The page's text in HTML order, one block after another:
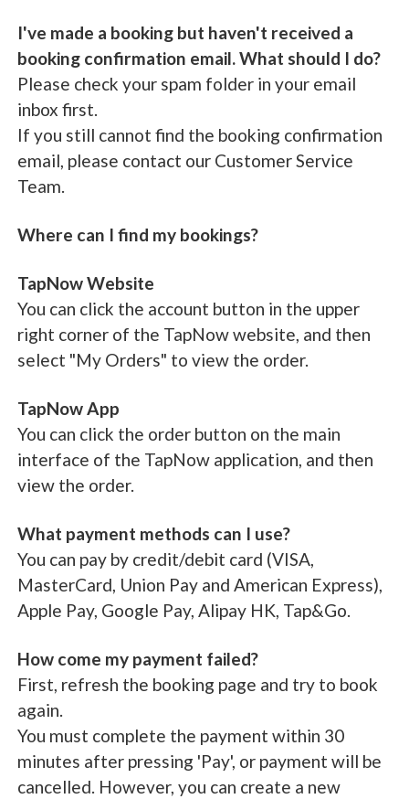
I've made a booking but haven't received a
booking confirmation email. What should I do?
Please check your spam folder in your email
inbox first.
If you still cannot find the booking confirmation
email, please contact our Customer Service
Team.
Where can I find my bookings?
TapNow Website
You can click the account button in the upper
right corner of the TapNow website, and then
select "My Orders" to view the order.
TapNow App
You can click the order button on the main
interface of the TapNow application, and then
view the order.
What payment methods can I use?
You can pay by credit/debit card (VISA,
MasterCard, Union Pay and American Express),
Apple Pay, Google Pay, Alipay HK, Tap&Go.
How come my payment failed?
First, refresh the booking page and try to book
again.
You must complete the payment within 30
minutes after pressing 'Pay', or payment will be
cancelled. However, you can create a new